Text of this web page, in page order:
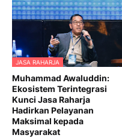
JASA RAHARJA
Muhammad Awaluddin:
Ekosistem Terintegrasi
Kunci Jasa Raharja
Hadirkan Pelayanan
Maksimal kepada
Masyarakat